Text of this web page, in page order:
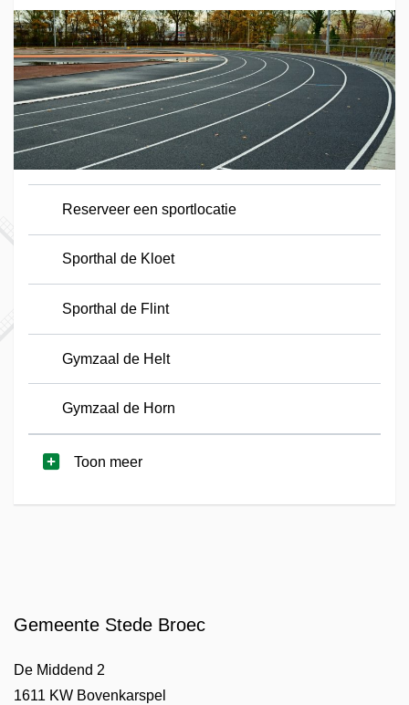
Reserveer een sportlocatie
Sporthal de Kloet
Sporthal de Flint
Gymzaal de Helt
Gymzaal de Horn
Toon meer
Gemeente Stede Broec
De Middend 2
1611 KW Bovenkarspel